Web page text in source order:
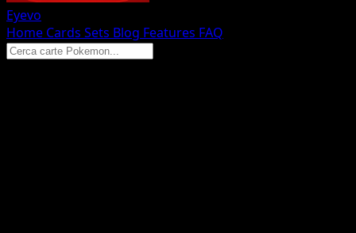
Eyevo
Home Cards Sets Blog Features FAQ